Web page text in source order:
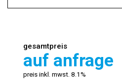
gesamtpreis
auf anfrage
preis inkl. mwst. 8.1%